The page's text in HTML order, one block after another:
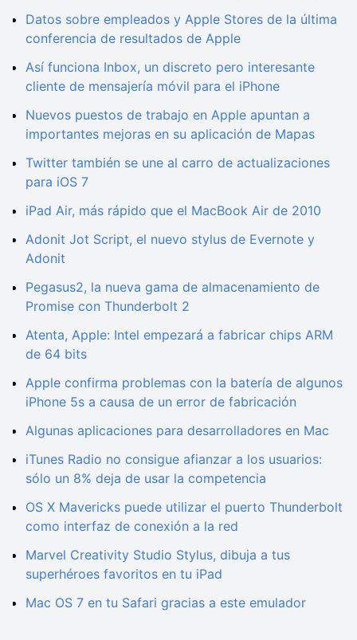
Datos sobre empleados y Apple Stores de la última
conferencia de resultados de Apple
Así funciona Inbox, un discreto pero interesante
cliente de mensajería móvil para el iPhone
Nuevos puestos de trabajo en Apple apuntan a
importantes mejoras en su aplicación de Mapas
Twitter también se une al carro de actualizaciones
para iOS 7
iPad Air, más rápido que el MacBook Air de 2010
Adonit Jot Script, el nuevo stylus de Evernote y
Adonit
Pegasus2, la nueva gama de almacenamiento de
Promise con Thunderbolt 2
Atenta, Apple: Intel empezará a fabricar chips ARM
de 64 bits
Apple confirma problemas con la batería de algunos
iPhone 5s a causa de un error de fabricación
Algunas aplicaciones para desarrolladores en Mac
iTunes Radio no consigue afianzar a los usuarios:
sólo un 8% deja de usar la competencia
OS X Mavericks puede utilizar el puerto Thunderbolt
como interfaz de conexión a la red
Marvel Creativity Studio Stylus, dibuja a tus
superhéroes favoritos en tu iPad
Mac OS 7 en tu Safari gracias a este emulador